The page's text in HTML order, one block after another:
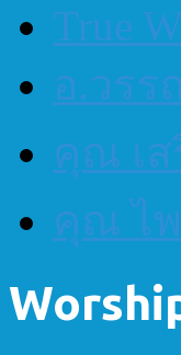
True
อ.วร
คุณ เ
คุณ ไ